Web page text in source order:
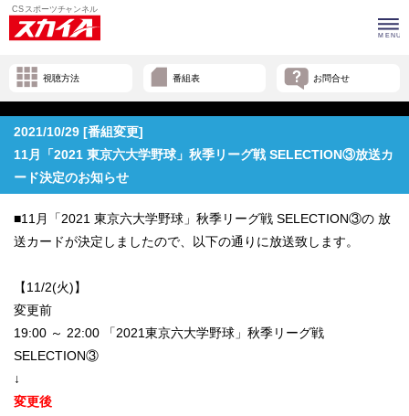
視聴方法 番組表 お問合せ
2021/10/29 [番組変更]
11月「2021 東京六大学野球」秋季リーグ戦 SELECTION③放送カ
ード決定のお知らせ
■11月「2021 東京六大学野球」秋季リーグ戦 SELECTION③の 放
送カードが決定しましたので、以下の通りに放送致します。
【11/2(火)】
変更前
19:00 ～ 22:00 「2021東京六大学野球」秋季リーグ戦
SELECTION③
↓
変更後